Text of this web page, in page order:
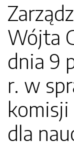
Wójta
dnia 9
r. w
komisji
dla